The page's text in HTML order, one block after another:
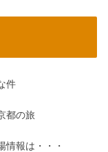
件
都の旅
情報は・・・